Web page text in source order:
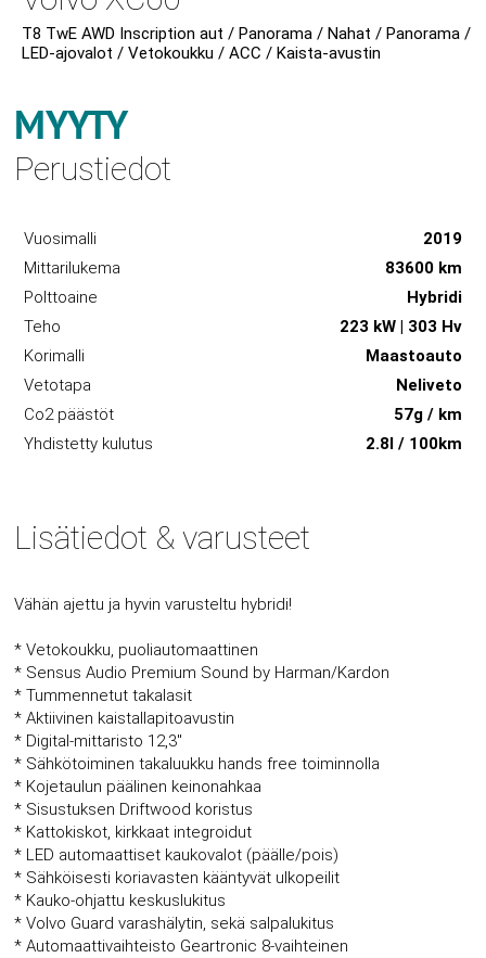
T8 TwE AWD Inscription aut / Panorama / Nahat / Panorama /
LED-ajovalot / Vetokoukku / ACC / Kaista-avustin
MYYTY
Perustiedot
Vuosimalli
2019
Mittarilukema
83600 km
Polttoaine
Hybridi
Teho
223 kW | 303 Hv
Korimalli
Maastoauto
Vetotapa
Neliveto
Co2 päästöt
57g / km
Yhdistetty kulutus
2.8l / 100km
Lisätiedot & varusteet
Vähän ajettu ja hyvin varusteltu hybridi!
* Vetokoukku, puoliautomaattinen
* Sensus Audio Premium Sound by Harman/Kardon
* Tummennetut takalasit
* Aktiivinen kaistallapitoavustin
* Digital-mittaristo 12,3"
* Sähkötoiminen takaluukku hands free toiminnolla
* Kojetaulun päälinen keinonahkaa
* Sisustuksen Driftwood koristus
* Kattokiskot, kirkkaat integroidut
* LED automaattiset kaukovalot (päälle/pois)
* Sähköisesti koriavasten kääntyvät ulkopeilit
* Kauko-ohjattu keskuslukitus
* Volvo Guard varashälytin, sekä salpalukitus
* Automaattivaihteisto Geartronic 8-vaihteinen